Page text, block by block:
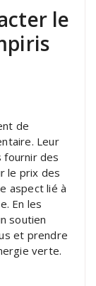
le
de
Leur
fournir des
le prix des
aspect lié à
En les
soutien
et prendre
verte.